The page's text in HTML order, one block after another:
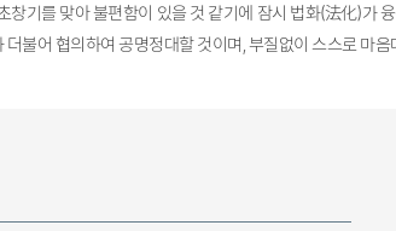
창기를 맞아 불편함이 있을 것 같기에 잠시 법화(法化)가
불어 협의하여 공명정대할 것이며, 부질없이 스스로 마